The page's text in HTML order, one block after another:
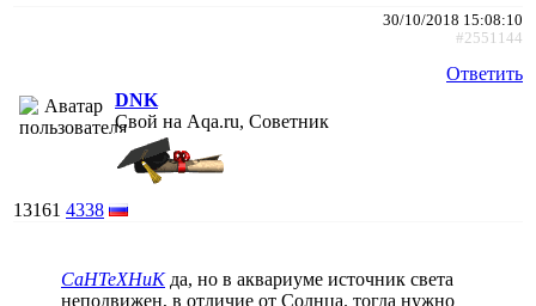
30/10/2018 15:08:10
#2551144
Ответить
DNK
Свой на Aqa.ru, Советник
13161 4338
CaHTeXHuK да, но в аквариуме источник света
неподвижен, в отличие от Солнца. тогда нужно